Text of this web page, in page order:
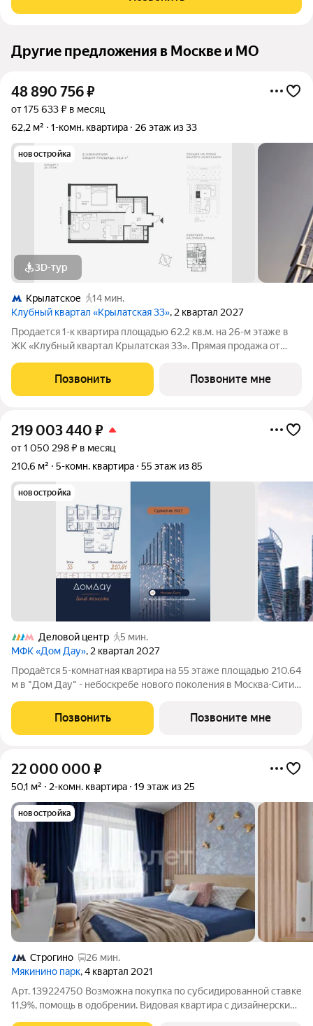
3.1 м. Увеличенные окна с низкими
Другие предложения в Москве и МО
48 890 756₽
от 175 633 ₽ в месяц
62,2 м²
1-комн. квартира 26 этаж из 33
новостройка
3D-тур
Крылатское
14 мин.
Клубный квартал «Крылатская 33», 2 квартал 2027
Продается 1-к квартира площадью 62.2 кв.м. на 26-м этаже в
ЖК «Клубный квартал Крылатская 33». Прямая продажа от
западе Москвы от специализированного застройщика
«Сияние». Комплекс расположен
Позвонить Позвоните мне
219 003 440 ₽
от 1 050 298 ₽ в месяц
210,6 м²
5-комн. квартира 55 этаж из 85
новостройка
Деловой центр
5 мин.
МФК «Дом Дау», 2 квартал 2027
Прoдаётся 5-кoмнaтнaя квартира на 55 этаже площадью 210.64
м в "Дом Дау" - небоскребе нового поколения в Москва-Сити.
нeбocкpeб, рacпoложeнный в самoм сердце делoвoй столицы
Pоccии. Это больше, чeм
Позвонить Позвоните мне
22 000 000 ₽
50,1 м² 2-комн. квартира 19 этаж из 25
новостройка
Строгино
26 мин.
Мякинино парк, 4 квартал 2021
Арт. 139224750 Возможна покупка по субсидированной ставке
11,9%, помощь в одобрении. Видовая квартира с дизайнерским